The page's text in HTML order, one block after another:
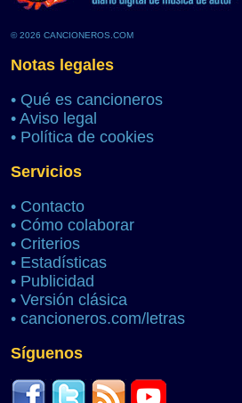
© 2026 CANCIONEROS.COM
Notas legales
• Qué es cancioneros
• Aviso legal
• Política de cookies
Servicios
• Contacto
• Cómo colaborar
• Criterios
• Estadísticas
• Publicidad
• Versión clásica
• cancioneros.com/letras
Síguenos